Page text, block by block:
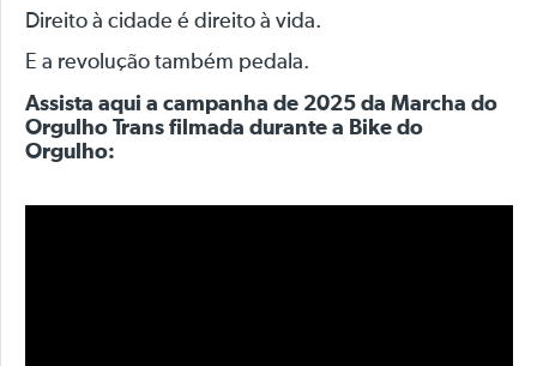
Direito à cidade é direito à vida.
E a revolução também pedala.
Assista aqui a campanha de 2025 da Marcha do
Orgulho Trans filmada durante a Bike do
Orgulho: